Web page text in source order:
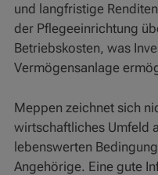
und langfristige
der Pflegeeinrichtung
Betriebskosten, was
Vermögensanlage
Meppen zeichnet sich
wirtschaftliches Umfeld
lebenswerten
Angehörige. Eine gute